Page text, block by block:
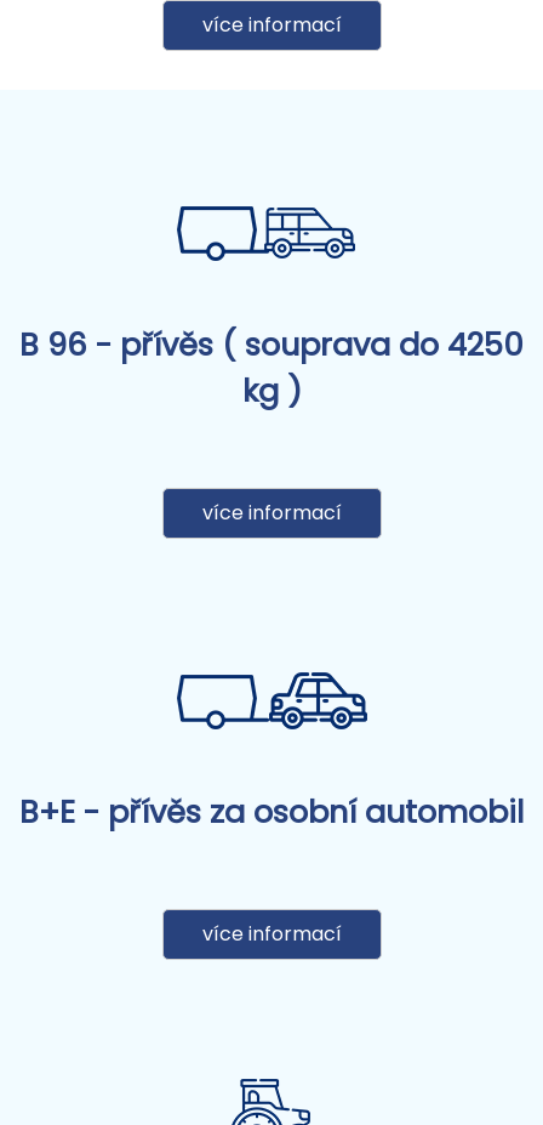
více informací
B 96 - přívěs ( souprava do 4250
kg )
více informací
B+E - přívěs za osobní automobil
více informací